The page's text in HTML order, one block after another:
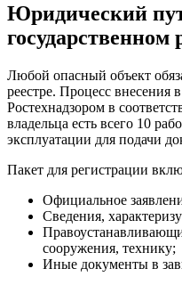
Юридический
Любой опасный объект
реестре. Процесс внесения
Ростехнадзором в
владельца есть всего 10
эксплуатации для подачи
Пакет для регистрации
Официальное
Сведения,
сооружения, технику;
Иные документы в